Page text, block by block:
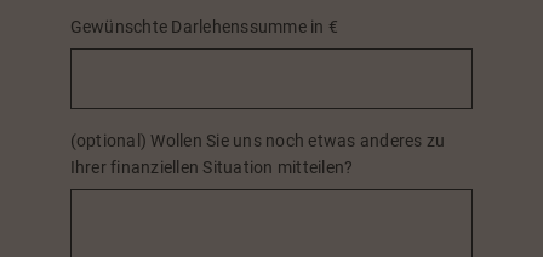
Gewünschte Darlehenssumme in €
(optional) Wollen Sie uns noch etwas anderes zu
Ihrer finanziellen Situation mitteilen?